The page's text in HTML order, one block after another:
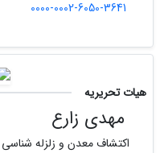
0000-0002-6050-3641
هیات تحریریه
مهدی زارع
اکتشاف معدن و زلزله شناسی